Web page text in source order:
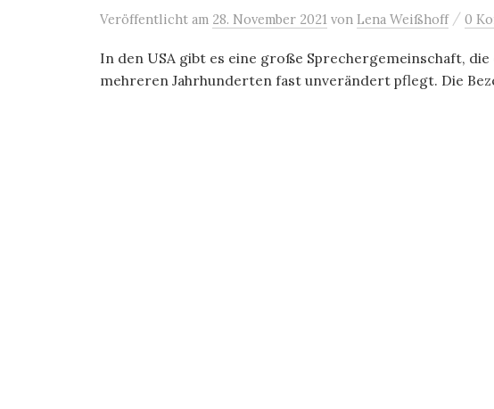
Veröffentlicht am 28. November 2021 von Lena Weißhoff / 0
In den USA gibt es eine große Sprechergemeinschaft,
mehreren Jahrhunderten fast unverändert pflegt. Die